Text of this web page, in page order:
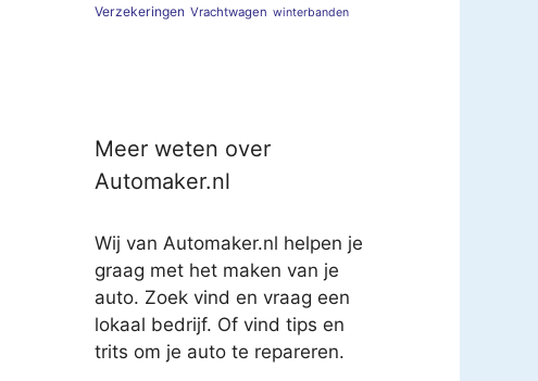
Verzekeringen Vrachtwagen winterbanden
Meer weten over
Automaker.nl
Wij van Automaker.nl helpen je
graag met het maken van je
auto. Zoek vind en vraag een
lokaal bedrijf. Of vind tips en
trits om je auto te repareren.